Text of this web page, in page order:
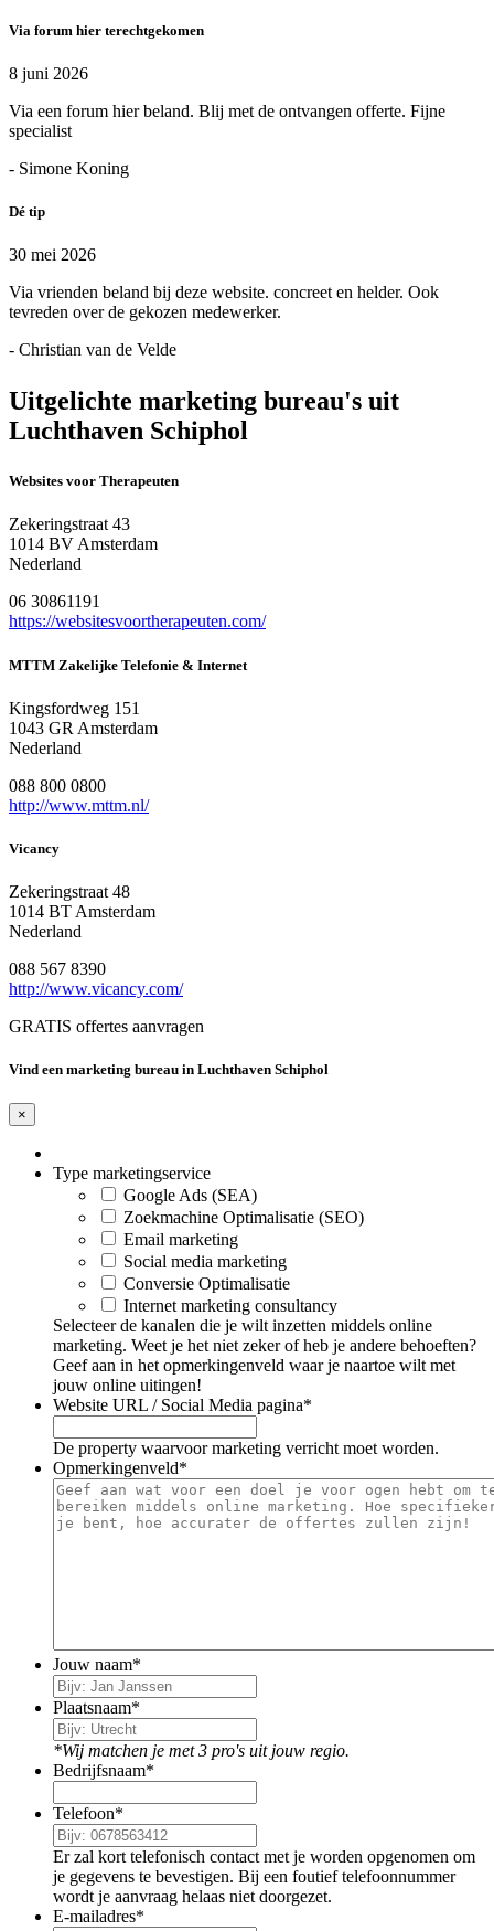
Via forum hier terechtgekomen
8 juni 2026
Via een forum hier beland. Blij met de ontvangen offerte. Fijne
specialist
- Simone Koning
Dé tip
30 mei 2026
Via vrienden beland bij deze website. concreet en helder. Ook
tevreden over de gekozen medewerker.
- Christian van de Velde
Uitgelichte marketing bureau's uit
Luchthaven Schiphol
Websites voor Therapeuten
Zekeringstraat 43
1014 BV Amsterdam
Nederland
06 30861191
https://websitesvoortherapeuten.com/
MTTM Zakelijke Telefonie & Internet
Kingsfordweg 151
1043 GR Amsterdam
Nederland
088 800 0800
http://www.mttm.nl/
Vicancy
Zekeringstraat 48
1014 BT Amsterdam
Nederland
088 567 8390
http://www.vicancy.com/
GRATIS offertes aanvragen
Vind een marketing bureau in Luchthaven Schiphol
×
Type marketingservice
Google Ads (SEA)
Zoekmachine Optimalisatie (SEO)
Email marketing
Social media marketing
Conversie Optimalisatie
Internet marketing consultancy
Selecteer de kanalen die je wilt inzetten middels online
marketing. Weet je het niet zeker of heb je andere behoeften?
Geef aan in het opmerkingenveld waar je naartoe wilt met
jouw online uitingen!
Website URL / Social Media pagina*
De property waarvoor marketing verricht moet worden.
Opmerkingenveld*
Jouw naam*
Plaatsnaam*
*Wij matchen je met 3 pro's uit jouw regio.
Bedrijfsnaam*
Telefoon*
Er zal kort telefonisch contact met je worden opgenomen om
je gegevens te bevestigen. Bij een foutief telefoonnummer
wordt je aanvraag helaas niet doorgezet.
E-mailadres*